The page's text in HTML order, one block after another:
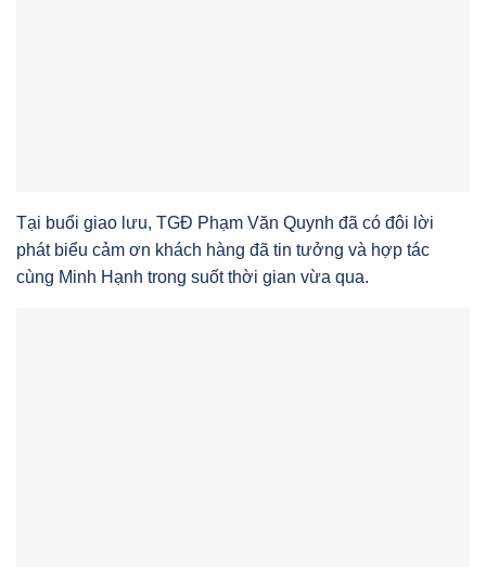
Tại buổi giao lưu, TGĐ Phạm Văn Quynh đã có đôi lời
phát biểu cảm ơn khách hàng đã tin tưởng và hợp tác
cùng Minh Hạnh trong suốt thời gian vừa qua.